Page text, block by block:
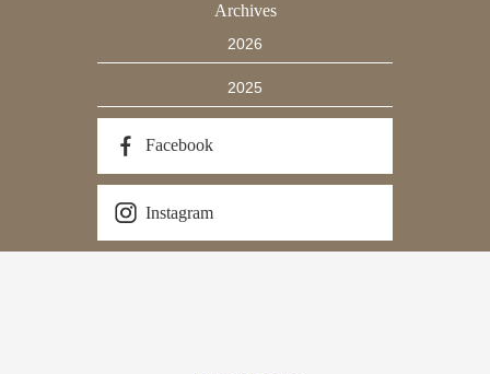
Archives
2026
2025
Facebook
Instagram